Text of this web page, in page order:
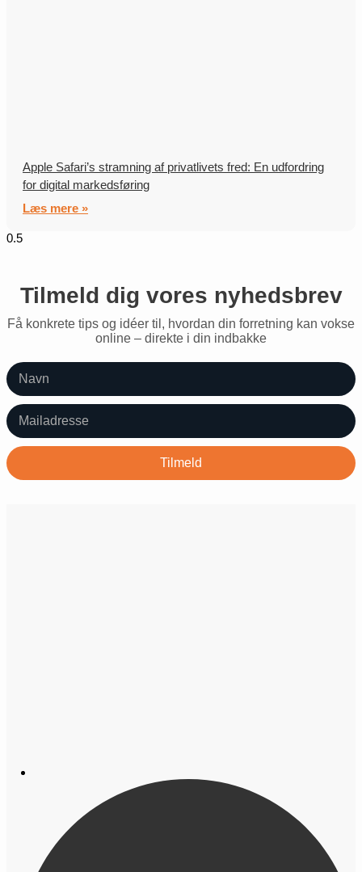
Apple Safari’s stramning af privatlivets fred: En udfordring
for digital markedsføring
Læs mere »
Tilmeld dig vores nyhedsbrev
Få konkrete tips og idéer til, hvordan din forretning kan vokse
online – direkte i din indbakke